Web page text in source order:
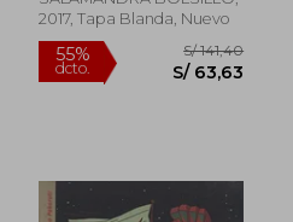
55%
dcto.
S/ 199,29
S/ 89,68
2017, Tapa Blanda, Nuevo